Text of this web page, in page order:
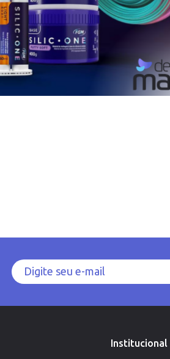
Institucional